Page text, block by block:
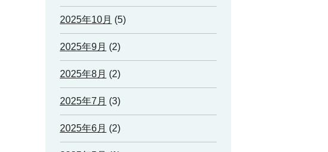
2025年10月 (5)
2025年9月 (2)
2025年8月 (2)
2025年7月 (3)
2025年6月 (2)